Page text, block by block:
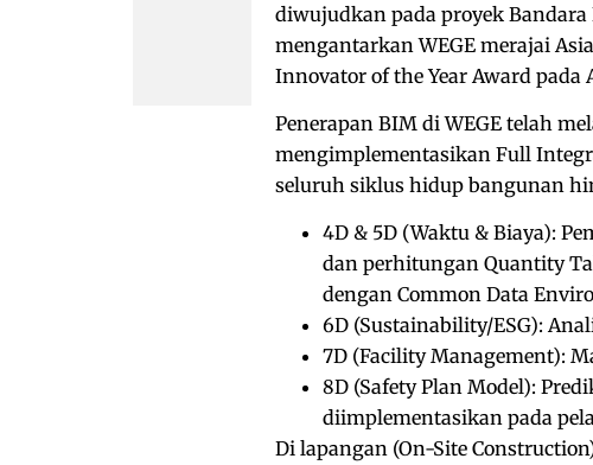
diwujudkan pada proyek
mengantarkan WEGE merajai
Innovator of the Year Award pada
Penerapan BIM di WEGE telah
mengimplementasikan Full
seluruh siklus hidup bangunan
4D & 5D (Waktu & Biaya):
dan perhitungan Quantity
dengan Common Data
6D (Sustainability/ESG):
7D (Facility Management):
8D (Safety Plan Model):
diimplementasikan pada
Di lapangan (On-Site